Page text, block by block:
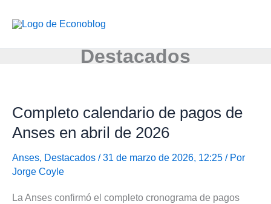
Destacados
Completo calendario de pagos de
Anses en abril de 2026
Anses, Destacados / 31 de marzo de 2026, 12:25 / Por
Jorge Coyle
La Anses confirmó el completo cronograma de pagos